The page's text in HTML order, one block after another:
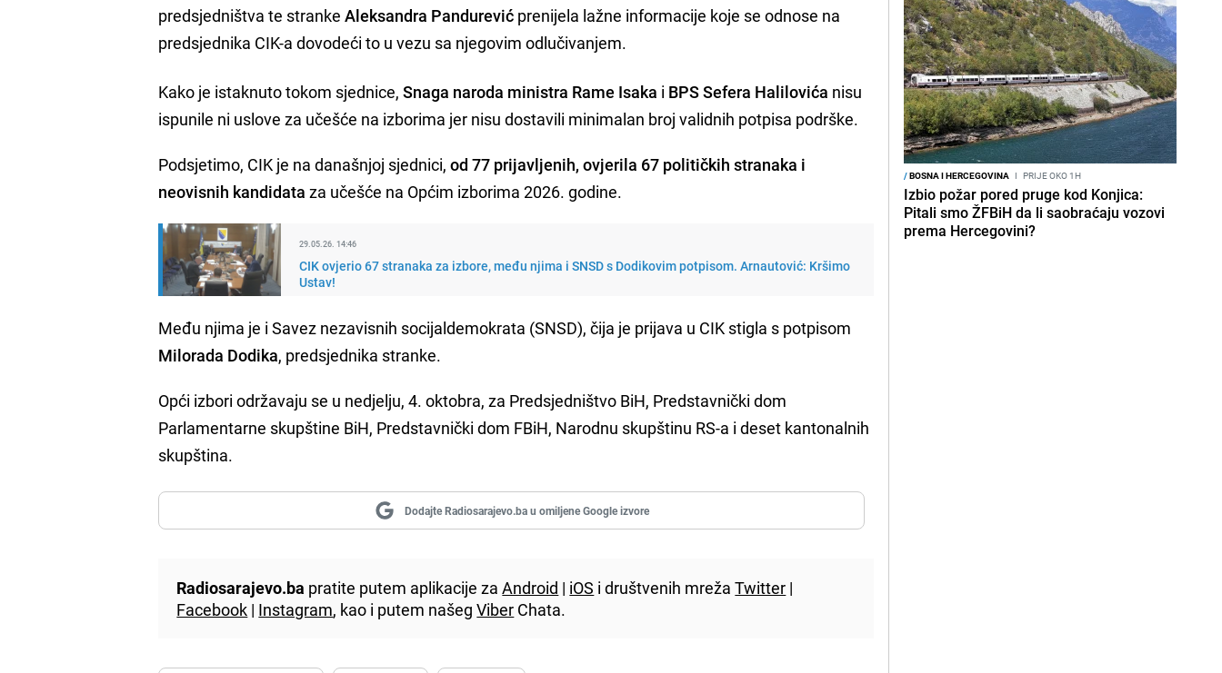
predsjedništva te strankeAleksandra Pandurević prenijela lažne informacije koje se odnose na
predsjednika CIK-a dovodeći to u vezu sa njegovim odlučivanjem.
Kako je istaknuto tokom sjednice,Snaga naroda ministra Rame Isaka i BPS Sefera Halilovića nisu
ispunile ni uslove za učešće na izborima jer nisu dostavili minimalan broj validnih potpisa podrške.
Podsjetimo, CIK je na današnjoj sjednici,od 77 prijavljenih, ovjerila 67 političkih stranaka i
neovisnih kandidata za učešće na Općim izborima 2026. godine.
29.05.26. 14:46
CIK ovjerio 67 stranaka za izbore, među njima i SNSD s Dodikovim potpisom. Arnautović: Kršimo
Ustav!
Među njima je i Savez nezavisnih socijaldemokrata (SNSD), čija je prijava u CIK stigla s potpisom
Milorada Dodika, predsjednika stranke.
Opći izbori održavaju se u nedjelju, 4. oktobra, za Predsjedništvo BiH, Predstavnički dom
Parlamentarne skupštine BiH, Predstavnički dom FBiH, Narodnu skupštinu RS-a i deset kantonalnih
skupština.
Dodajte Radiosarajevo.ba u omiljene Google izvore
Radiosarajevo.ba pratite putem aplikacije zaAndroid | iOS i društvenih mrežaTwitter |
Facebook | Instagram, kao i putem našegViber Chata.
/BOSNA I HERCEGOVINA I PRIJE OKO 1H
Izbio požar pored pruge kod Konjica:
Pitali smo ŽFBiH da li saobraćaju vozovi
prema Hercegovini?